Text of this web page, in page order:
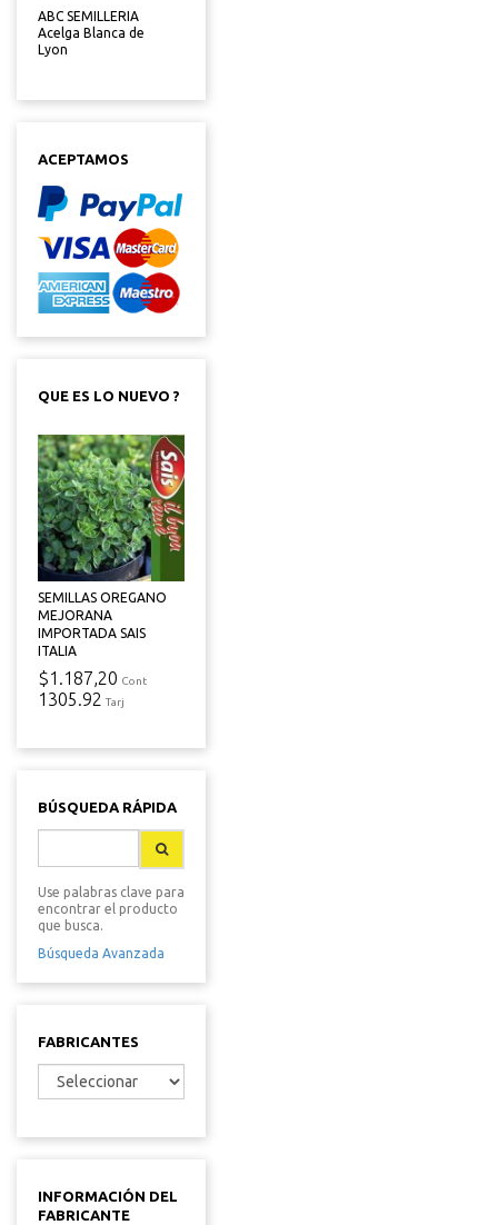
ABC SEMILLERIA
Acelga Blanca de
Lyon
ACEPTAMOS
QUE ES LO NUEVO ?
SEMILLAS OREGANO
MEJORANA
IMPORTADA SAIS
ITALIA
$1.187,20 Cont
1305.92 Tarj
BÚSQUEDA RÁPIDA
Use palabras clave para
encontrar el producto
que busca.
Búsqueda Avanzada
FABRICANTES
INFORMACIÓN DEL
FABRICANTE